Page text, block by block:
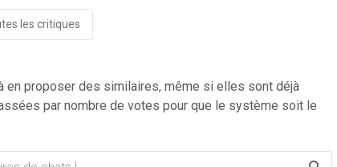
les critiques
en proposer des similaires, même si elles sont déjà
par nombre de votes pour que le système soit le